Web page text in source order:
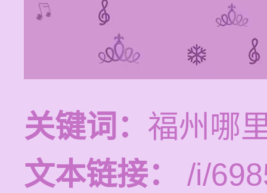
关键词： 福州哪
文本链接：
/i/